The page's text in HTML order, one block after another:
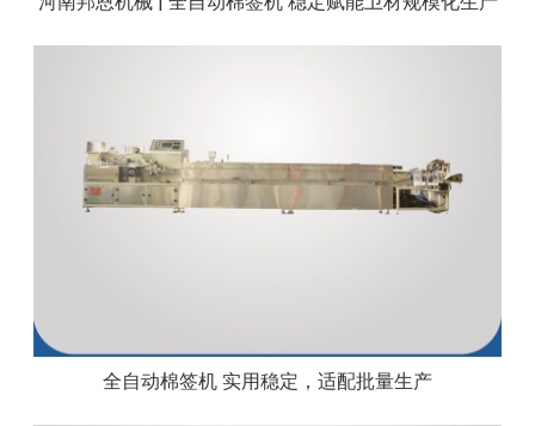
全自动棉签机 实用稳定，适配批量生产